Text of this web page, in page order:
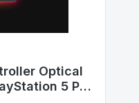
Optical
5 PC